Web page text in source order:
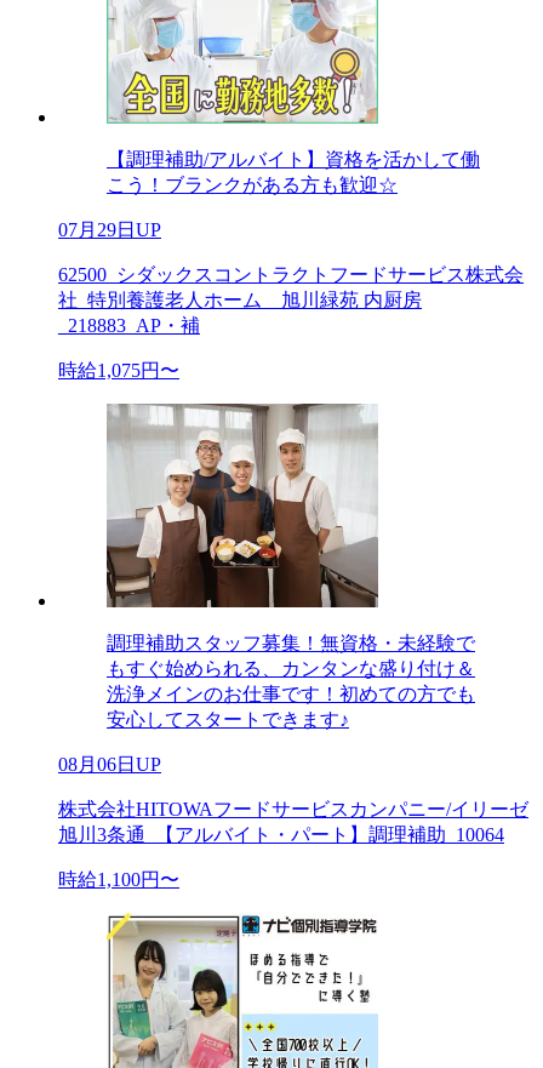
【調理補助/アルバイト】資格を活かして働
こう！ブランクがある方も歓迎☆
07月29日UP
62500_シダックスコントラクトフードサービス株式会
社_特別養護老人ホーム 旭川緑苑 内厨房
_218883_AP・補
時給1,075円〜
調理補助スタッフ募集！無資格・未経験で
もすぐ始められる、カンタンな盛り付け＆
洗浄メインのお仕事です！初めての方でも
安心してスタートできます♪
08月06日UP
株式会社HITOWAフードサービスカンパニー/イリーゼ
旭川3条通_【アルバイト・パート】調理補助_10064
時給1,100円〜